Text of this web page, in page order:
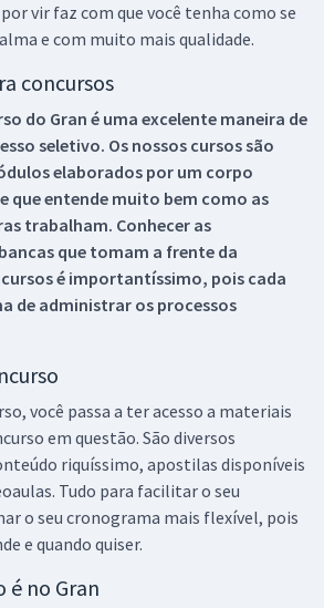
vir faz com que você tenha como se
e com muito mais qualidade.
concursos
do Gran é uma excelente maneira de
seletivo. Os nossos cursos são
elaborados por um corpo
que entende muito bem como as
trabalham. Conhecer as
que tomam a frente da
é importantíssimo, pois cada
de administrar os processos
você passa a ter acesso a materiais
em questão. São diversos
riquíssimo, apostilas disponíveis
Tudo para facilitar o seu
o seu cronograma mais flexível, pois
e quando quiser.
é no Gran